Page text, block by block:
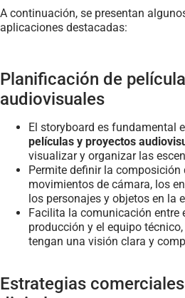
A continuación, se presentan
aplicaciones destacadas:
Planificación de
audiovisuales
El storyboard es fundamental
películas y proyectos
visualizar y organizar las
Permite definir la composición
movimientos de cámara, los
los personajes y objetos en la
Facilita la comunicación entre
producción y el equipo
tengan una visión clara y
Estrategias